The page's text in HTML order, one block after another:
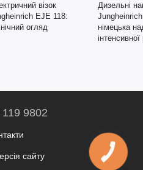
візок
EJE 118:
огляд
Дизельні
німецька
9802
сайту